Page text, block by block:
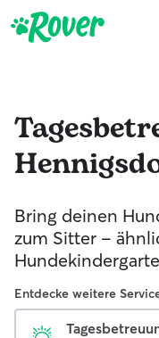
Bring deinen
zum Sitter -
Entdecke weitere